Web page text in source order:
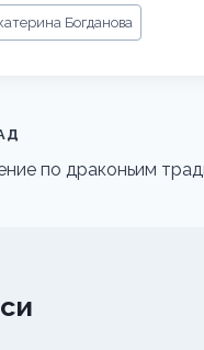
Богданова
по драконьим